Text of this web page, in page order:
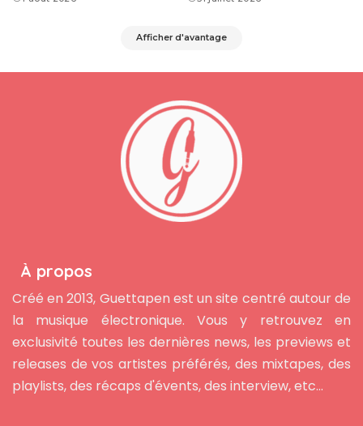
Afficher d'avantage
À propos
Créé en 2013, Guettapen est un site centré autour de
la musique électronique. Vous y retrouvez en
exclusivité toutes les dernières news, les previews et
releases de vos artistes préférés, des mixtapes, des
playlists, des récaps d'évents, des interview, etc...